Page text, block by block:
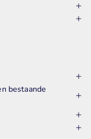
bestaande